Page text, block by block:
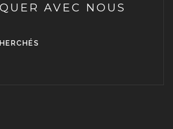
AVEC NOUS